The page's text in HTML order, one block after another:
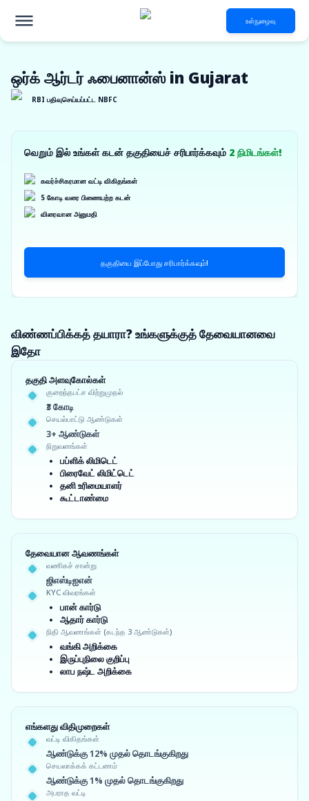
உள்நுழைவு
ஒர்க் ஆர்டர் ஃபைனான்ஸ் in Gujarat
RBI பதிவுசெய்யப்பட்ட NBFC
வெறும் இல் உங்கள் கடன் தகுதியைச் சரிபார்க்கவும் 2 நிமிடங்கள்!
கவர்ச்சிகரமான வட்டி விகிதங்கள்
5 கோடி வரை பிணையற்ற கடன்
விரைவான அனுமதி
தகுதியை இப்போது சரிபார்க்கவும்!
விண்ணப்பிக்கத் தயாரா? உங்களுக்குத் தேவையானவை
இதோ
தகுதி அளவுகோல்கள்
குறைந்தபட்ச விற்றுமுதல்
₹3 கோடி
செயல்பாட்டு ஆண்டுகள்
3+ ஆண்டுகள்
நிறுவனங்கள்
பப்ளிக் லிமிடெட்
பிரைவேட் லிமிட்டெட்
தனி உரிமையாளர்
கூட்டாண்மை
தேவையான ஆவணங்கள்
வணிகச் சான்று
ஜிஎஸ்டிஐஎன்
KYC விவரங்கள்
பான் கார்டு
ஆதார் கார்டு
நிதி ஆவணங்கள் (கடந்த 3 ஆண்டுகள்)
வங்கி அறிக்கை
இருப்புநிலை குறிப்பு
லாப நஷ்ட அறிக்கை
எங்களது விதிமுறைகள்
வட்டி விகிதங்கள்
ஆண்டுக்கு 12% முதல் தொடங்குகிறது
செயலாக்கக் கட்டணம்
ஆண்டுக்கு 1% முதல் தொடங்குகிறது
அபராத வட்டி